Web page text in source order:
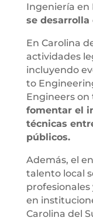
Ingeniería en
se desarrolla
En Carolina
actividades
incluyendo
to
Engineers on
fomentar el
técnicas
públicos.
Además, el
talento local
en
Carolina del